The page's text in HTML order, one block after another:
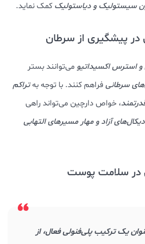
سیستولیک و دیاستولیک کمک نماید.
و استرس اکسیداتیو می‌توانند بستر
سرطانیفراهم کنند. با توجه بهتراکم
، خواص دارچین می‌تواند راهی
آزاد و مهار مسیرهای التهابی
یک ترکیب پلی‌فنولی فعال، از